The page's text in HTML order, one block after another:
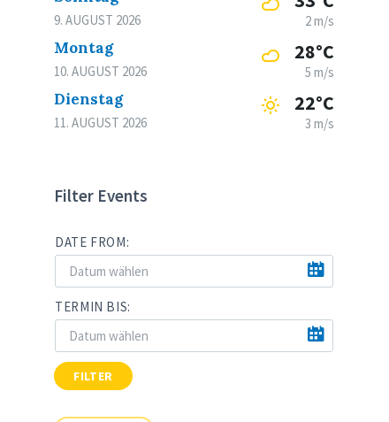
9. AUGUST 2026 2 m/s
Montag
10. AUGUST 2026
28°C
5 m/s
Dienstag
11. AUGUST 2026
22°C
3 m/s
Filter Events
DATE FROM:
TERMIN BIS:
FILTER